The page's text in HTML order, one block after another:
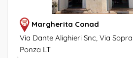
Margherita Conad
Via Dante Alighieri Snc, Via
Ponza LT